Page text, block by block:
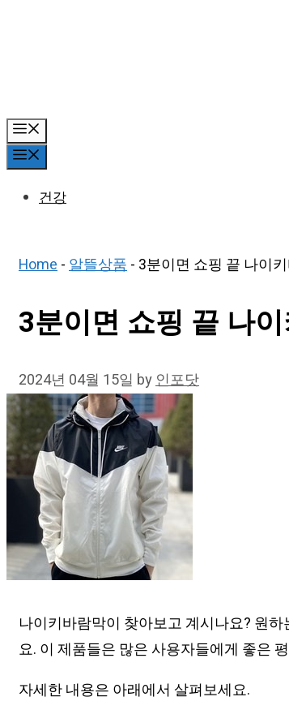
건강
Home-알뜰상품- 3분이면 쇼핑 끝 나이
3분이면 쇼핑 끝 나
2024년 04월 15일 by인포닷
나이키바람막이 찾아보고 계시나요? 원
요. 이 제품들은 많은 사용자들에게 좋은
자세한 내용은 아래에서 살펴보세요.